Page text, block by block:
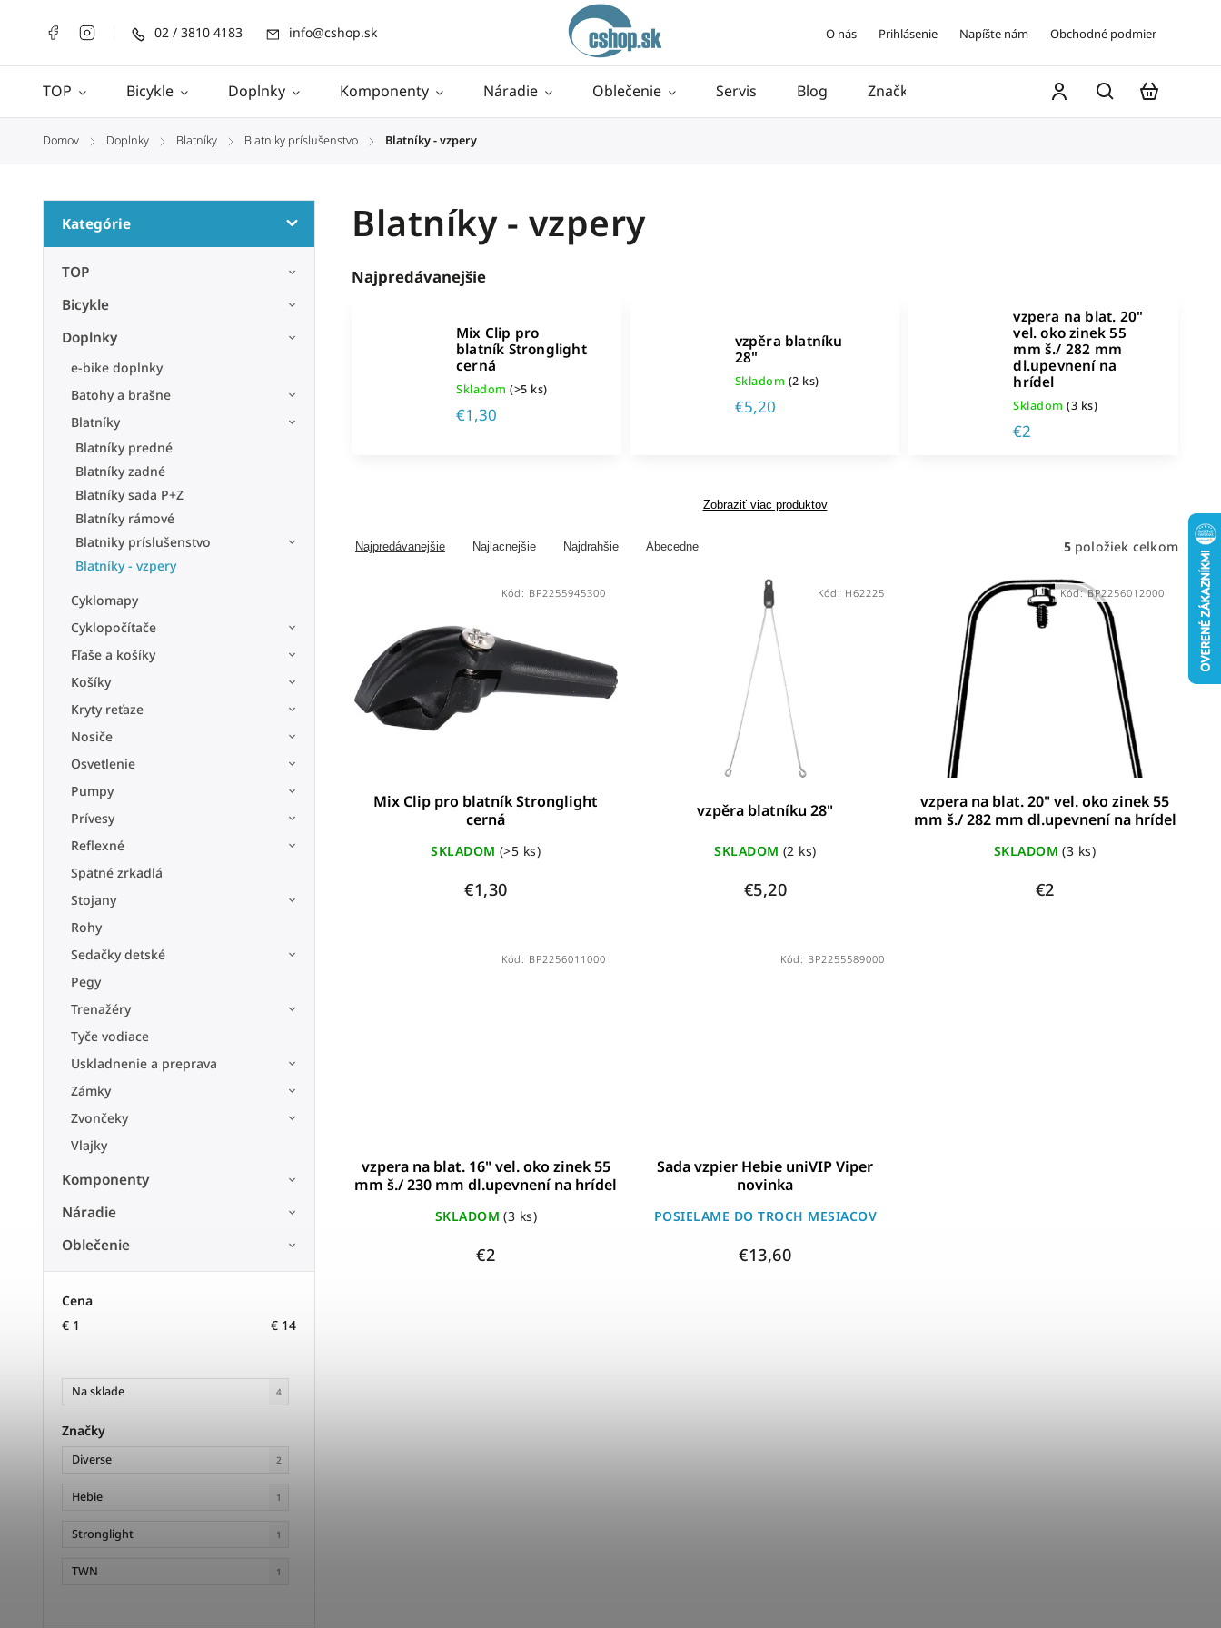
02 / 3810 4183 info@cshop.sk O nás Prihlásenie Napíšte nám Obchodné podmienky
TOP Bicykle Doplnky Komponenty Náradie Oblečenie Servis Blog Značky
Domov / Doplnky / Blatníky / Blatniky príslušenstvo / Blatníky - vzpery
Kategórie
TOP
Bicykle
Doplnky
e-bike doplnky
Batohy a brašne
Blatníky
Blatníky predné
Blatníky zadné
Blatníky sada P+Z
Blatníky rámové
Blatniky príslušenstvo
Blatníky - vzpery
Cyklomapy
Cyklopočítače
Fľaše a košíky
Košíky
Kryty reťaze
Nosiče
Osvetlenie
Pumpy
Prívesy
Reflexné
Spätné zrkadlá
Stojany
Rohy
Sedačky detské
Pegy
Trenažéry
Tyče vodiace
Uskladnenie a preprava
Zámky
Zvončeky
Vlajky
Komponenty
Náradie
Oblečenie
Cena
€ 1 € 14
Na sklade 4
Značky
Diverse 2
Hebie 1
Stronglight 1
TWN 1
Blatníky - vzpery
Najpredávanejšie
Mix Clip pro
blatník Stronglight
cerná
Skladom (>5 ks)
€1,30
vzpěra blatníku
28"
Skladom (2 ks)
€5,20
vzpera na blat. 20"
vel. oko zinek 55
mm š./ 282 mm
dl.upevnení na
hrídel
Skladom(3 ks)
€2
Zobraziť viac produktov
Najpredávanejšie Najlacnejšie Najdrahšie Abecedne 5položiek celkom
Mix Clip pro blatník Stronglight
cerná
SKLADOM (>5 ks)
€1,30
Kód: BP2255945300
vzpěra blatníku 28"
SKLADOM (2 ks)
€5,20
Kód: H62225
vzpera na blat. 20" vel. oko zinek 55
mm š./ 282 mm dl.upevnení na hrídel
SKLADOM (3 ks)
€2
Kód:BP2256012000
vzpera na blat. 16" vel. oko zinek 55
mm š./ 230 mm dl.upevnení na hrídel
SKLADOM (3 ks)
€2
Kód: BP2256011000
Sada vzpier Hebie uniVIP Viper
novinka
POSIELAME DO TROCH MESIACOV
€13,60
Kód: BP2255589000